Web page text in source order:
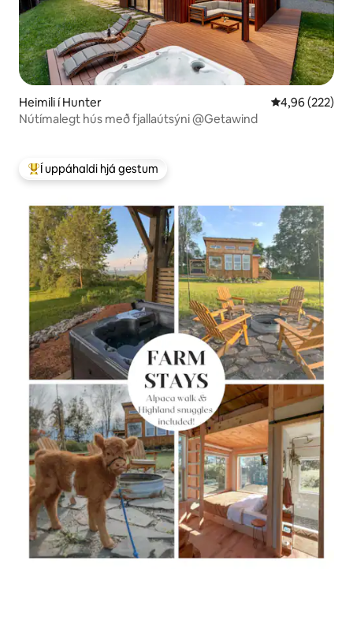
Heimili í Hunter 4,96 af 5 í
4,96 (222)
Nútímalegt hús með fjallaútsýni @Getawind
Í mestu uppáhaldi hjá gestum
Í uppáhaldi hjá gestum